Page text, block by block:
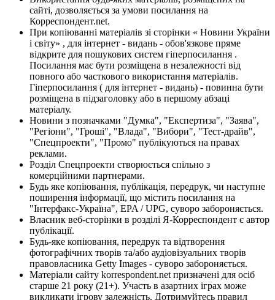
сайті, дозволяється за умови посилання на
Корреспондент.net.
При копіюванні матеріалів зі сторінки « Новини України
і світу» , для інтернет - видань - обов'язкове пряме
відкрите для пошукових систем гіперпосилання .
Посилання має бути розміщена в незалежності від
повного або часткового використання матеріалів.
Гіперпосилання ( для інтернет - видань) - повинна бути
розміщена в підзаголовку або в першому абзаці
матеріалу.
Новини з позначками "Думка", "Експертиза", "Заява",
"Регіони", "Гроші", "Влада", "Вибори", "Тест-драйв",
"Спецпроекти", "Промо" публікуються на правах
реклами.
Розділ Спецпроекти створюється спільно з
комерційними партнерами.
Будь яке копіювання, публікація, передрук, чи наступне
поширення інформації, що містить посилання на
"Інтерфакс-Україна", EPA / UPG, суворо забороняється.
Власник веб-сторінки в розділі Я-Корреспондент є автор
публікації.
Будь-яке копіювання, передрук та відтворення
фотографічних творів та/або аудіовізуальних творів
правовласника Getty Images - суворо забороняється.
Матеріали сайту korrespondent.net призначені для осіб
старше 21 року (21+). Участь в азартних іграх може
викликати ігрову залежність. Дотримуйтесь правил